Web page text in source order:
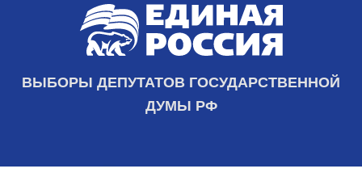
ВЫБОРЫ ДЕПУТАТОВ ГОСУДАРСТВЕННОЙ
ДУМЫ РФ